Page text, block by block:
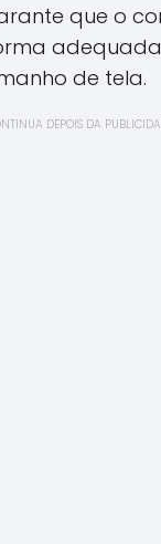
que o
de tela.
DEPOIS DA